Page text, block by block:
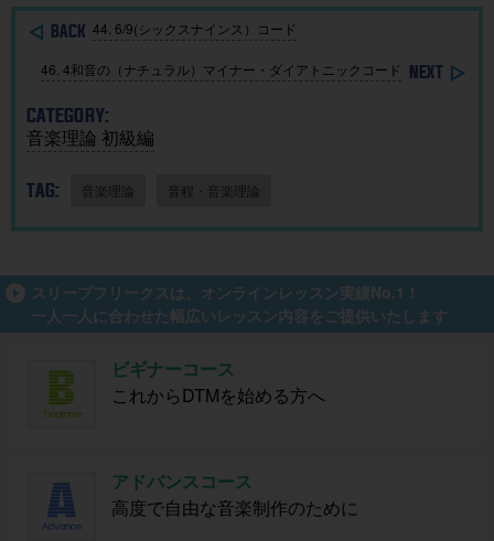
44. 6/9(シックスナインス）コード
46. 4和音の（ナチュラル）マイナー・ダイアトニックコード
CATEGORY:
音楽理論 初級編
TAG: 音楽理論 音程・音楽理論
スリープフリークスは、オンラインレッスン実績No.1！
一人一人に合わせた幅広いレッスン内容をご提供いたします
ビギナーコース
これからDTMを始める方へ
アドバンスコース
高度で自由な音楽制作のために